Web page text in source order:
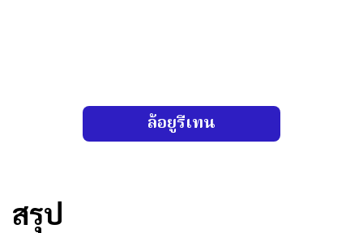
ล้อยูรีเทน
สรุป